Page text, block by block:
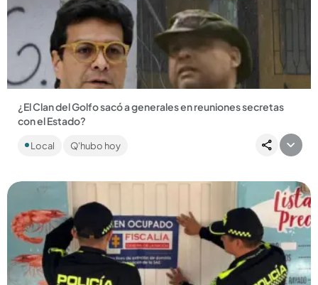
Compartir Noticia
¿El Clan del Golfo sacó a generales en reuniones secretas
con el Estado?
El Gobierno habría propuesto “jugar a los congelados” con
este grupo criminal....
Local Q'hubo hoy
Compartir Noticia